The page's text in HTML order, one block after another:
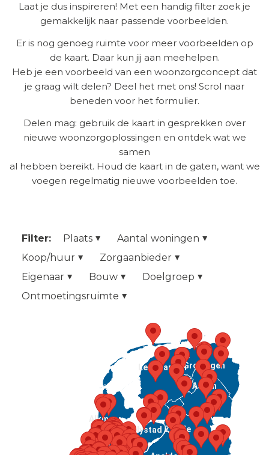
Laat je dus inspireren! Met een handig filter zoek je
gemakkelijk naar passende voorbeelden.
Er is nog genoeg ruimte voor meer voorbeelden op
de kaart. Daar kun jij aan meehelpen.
Heb je een voorbeeld van een woonzorgconcept dat
je graag wilt delen? Deel het met ons! Scrol naar
beneden voor het formulier.
Delen mag: gebruik de kaart in gesprekken over
nieuwe woonzorgoplossingen en ontdek wat we
samen
al hebben bereikt. Houd de kaart in de gaten, want we
voegen regelmatig nieuwe voorbeelden toe.